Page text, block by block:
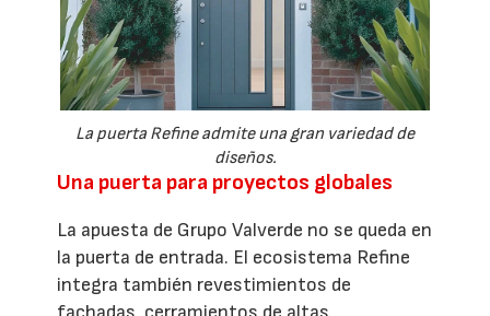
La puerta Refine admite una gran variedad de
diseños.
Una puerta para proyectos globales
La apuesta de Grupo Valverde no se queda en
la puerta de entrada. El ecosistema Refine
integra también revestimientos de